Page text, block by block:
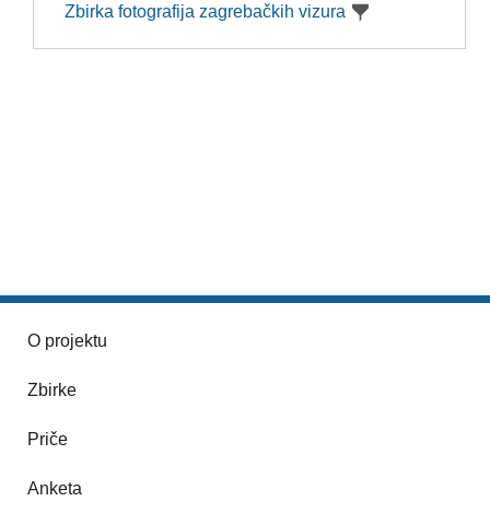
Zbirka fotografija zagrebačkih vizura
O projektu
Zbirke
Priče
Anketa